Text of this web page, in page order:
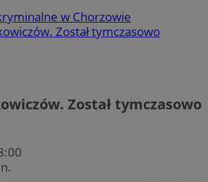
w Chorzowie
Został tymczasowo
Został tymczasowo